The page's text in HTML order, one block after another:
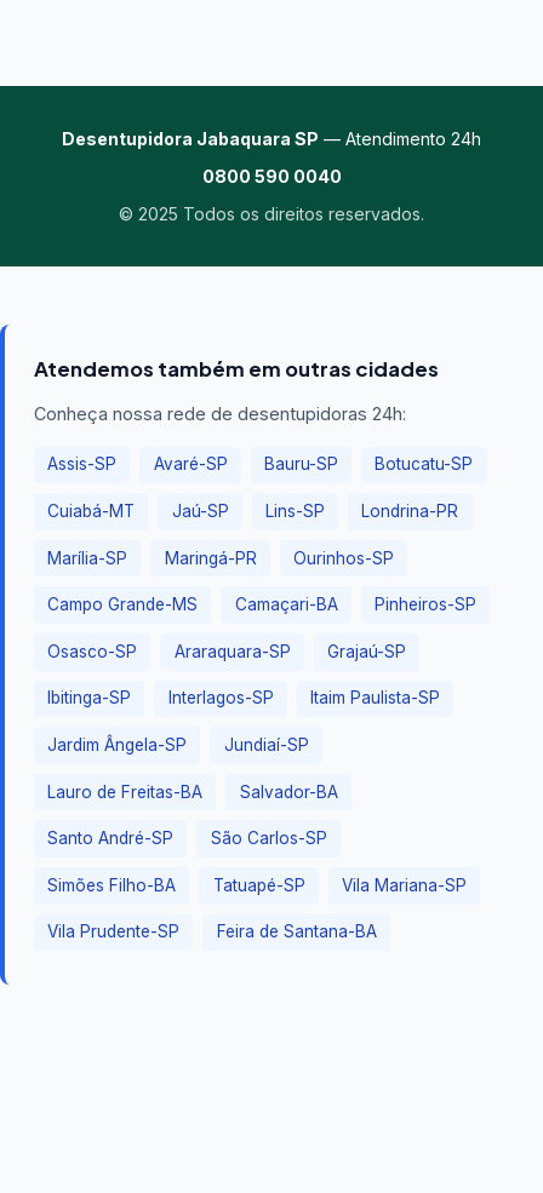
Desentupidora Jabaquara SP — Atendimento 24h
0800 590 0040
© 2025 Todos os direitos reservados.
Atendemos também em outras cidades
Conheça nossa rede de desentupidoras 24h:
Assis-SP Avaré-SP Bauru-SP Botucatu-SP
Cuiabá-MT Jaú-SP Lins-SP Londrina-PR
Marília-SP Maringá-PR Ourinhos-SP
Campo Grande-MS Camaçari-BA Pinheiros-SP
Osasco-SP Araraquara-SP Grajaú-SP
Ibitinga-SP Interlagos-SP Itaim Paulista-SP
Jardim Ângela-SP Jundiaí-SP
Lauro de Freitas-BA Salvador-BA
Santo André-SP São Carlos-SP
Simões Filho-BA Tatuapé-SP Vila Mariana-SP
Vila Prudente-SP Feira de Santana-BA